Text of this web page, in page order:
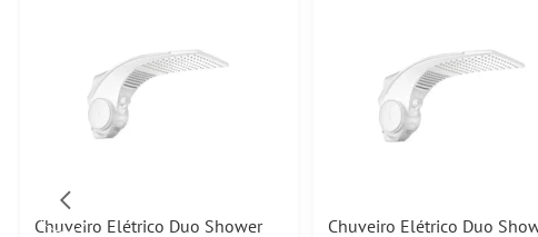
Chuveiro Elétrico Duo Shower
Chuveiro Elétrico Duo